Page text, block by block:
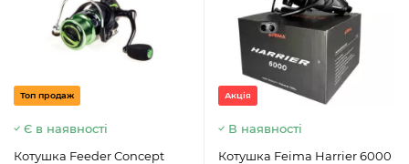
Топ продаж
Є в наявності
Котушка Feeder Concept
Акція
В наявності
Котушка Feima Harrier 6000